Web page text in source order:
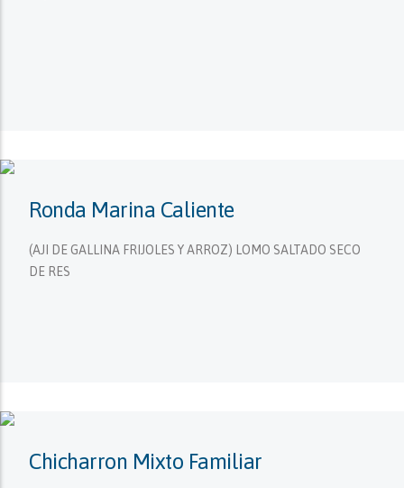
Ronda Marina Caliente
(AJI DE GALLINA FRIJOLES Y ARROZ) LOMO SALTADO SECO
DE RES
Chicharron Mixto Familiar